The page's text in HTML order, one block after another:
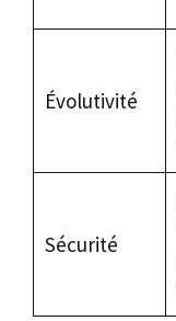
Évolutivité
Sécurité